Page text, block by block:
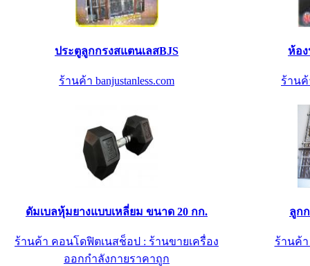
ประตูลูกกรงสแตนเลสBJS
ร้านค้า banjustanless.com
ห้อง
ร้านค้
ดัมเบลหุ้มยางแบบเหลี่ยม ขนาด 20 กก.
ร้านค้า คอนโดฟิตเนสช็อป : ร้านขายเครื่อง
ออกกำลังกายราคาถูก
ลูก
ร้านค้